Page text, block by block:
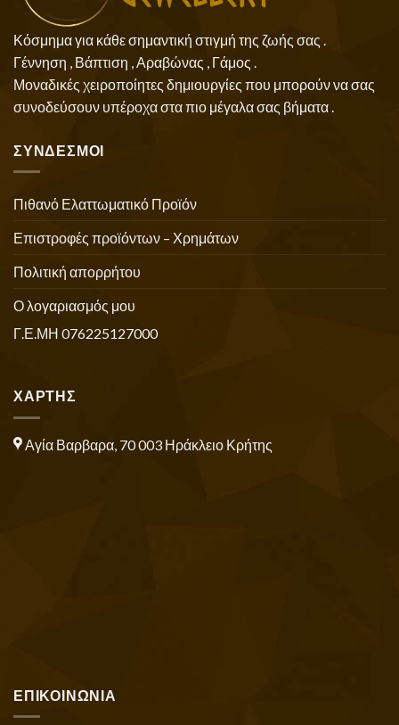
Κόσμημα για κάθε σημαντική στιγμή της ζωής σας .
Γέννηση , Βάπτιση , Αραβώνας , Γάμος .
Μοναδικές χειροποίητες δημιουργίες που μπορούν να σας
συνοδεύσουν υπέροχα στα πιο μέγαλα σας βήματα .
ΣΥΝΔΕΣΜΟΙ
Πιθανό Ελαττωματικό Προϊόν
Επιστροφές προϊόντων – Χρημάτων
Πολιτική απορρήτου
Ο λογαριασμός μου
Γ.Ε.ΜΗ 076225127000
ΧΑΡΤΗΣ
Αγία Βαρβαρα, 70 003 Ηράκλειο Κρήτης
ΕΠΙΚΟΙΝΩΝΙΑ